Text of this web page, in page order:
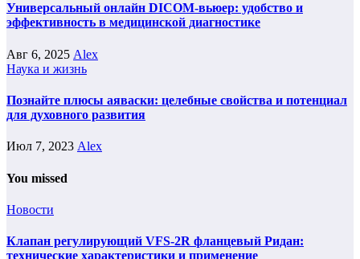
Универсальный онлайн DICOM-вьюер: удобство и
эффективность в медицинской диагностике
Авг 6, 2025 Alex
Наука и жизнь
Познайте плюсы аяваски: целебные свойства и потенциал
для духовного развития
Июл 7, 2023 Alex
You missed
Новости
Клапан регулирующий VFS-2R фланцевый Ридан:
технические характеристики и применение